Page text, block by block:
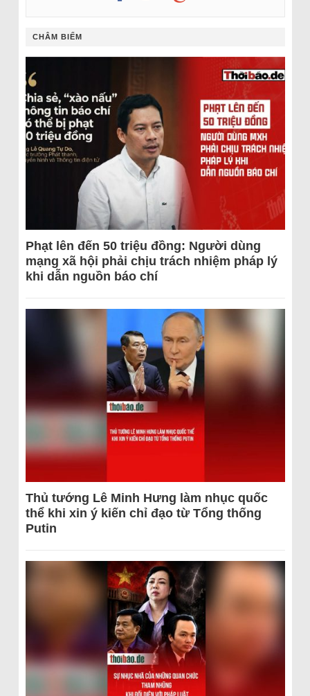
CHÂM BIẾM
Phạt lên đến 50 triệu đồng: Người dùng
mạng xã hội phải chịu trách nhiệm pháp lý
khi dẫn nguồn báo chí
Thủ tướng Lê Minh Hưng làm nhục quốc
thể khi xin ý kiến chỉ đạo từ Tổng thống
Putin